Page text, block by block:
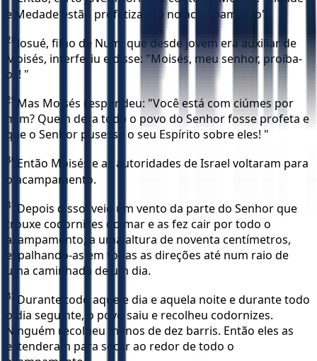
e Medade estão profetizando no acampamento".
28 Josué, filho de Num, que desde jovem era auxiliar de
Moisés, interferiu e disse: "Moisés, meu senhor, proíba-
os! "
29 Mas Moisés respondeu: "Você está com ciúmes por
mim? Quem dera todo o povo do Senhor fosse profeta e
que o Senhor pusesse o seu Espírito sobre eles! "
30 Então Moisés e as autoridades de Israel voltaram para
o acampamento.
31
Depois disso, veio um vento da parte do Senhor que
trouxe codornizes do mar e as fez cair por todo o
acampamento, a uma altura de noventa centímetros,
espalhando-as em todas as direções até num raio de
uma caminhada de um dia.
32 Durante todo aquele dia e aquela noite e durante todo
o dia seguinte, o povo saiu e recolheu codornizes.
Ninguém recolheu menos de dez barris. Então eles as
estenderam para secar ao redor de todo o